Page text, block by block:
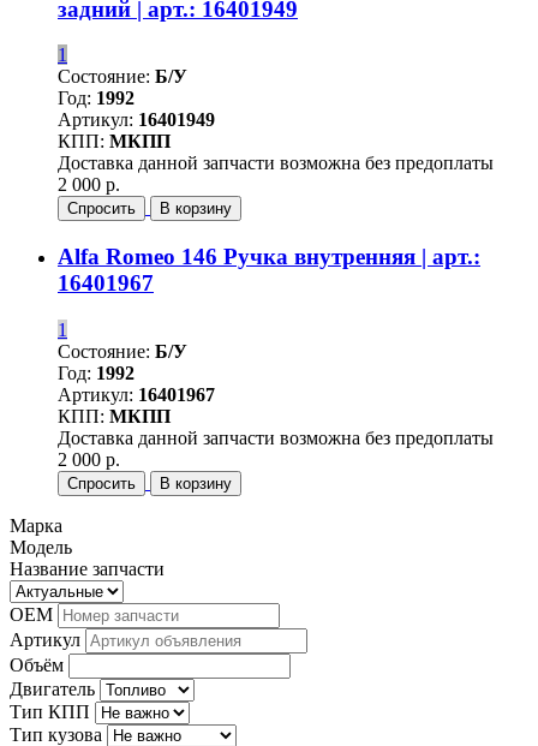
задний | арт.: 16401949
1
Состояние: Б/У
Год: 1992
Артикул: 16401949
КПП: МКПП
Доставка данной запчасти возможна без предоплаты
2 000 р.
Спросить В корзину
Alfa Romeo 146 Ручка внутренняя | арт.:
16401967
1
Состояние: Б/У
Год: 1992
Артикул: 16401967
КПП: МКПП
Доставка данной запчасти возможна без предоплаты
2 000 р.
Спросить В корзину
Марка
Модель
Название запчасти
OEM
Артикул
Объём
Двигатель
Тип КПП
Тип кузова